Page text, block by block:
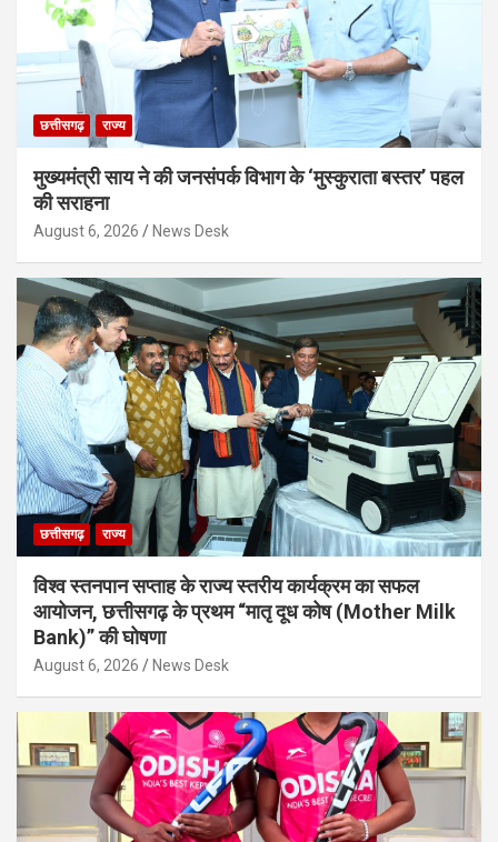
छत्तीसगढ़ राज्य
मुख्यमंत्री साय ने की जनसंपर्क विभाग के ‘मुस्कुराता बस्तर’ पहल
की सराहना
August 6, 2026 News Desk
छत्तीसगढ़ राज्य
विश्व स्तनपान सप्ताह के राज्य स्तरीय कार्यक्रम का सफल
आयोजन, छत्तीसगढ़ के प्रथम “मातृ दूध कोष (Mother Milk
Bank)” की घोषणा
August 6, 2026 News Desk